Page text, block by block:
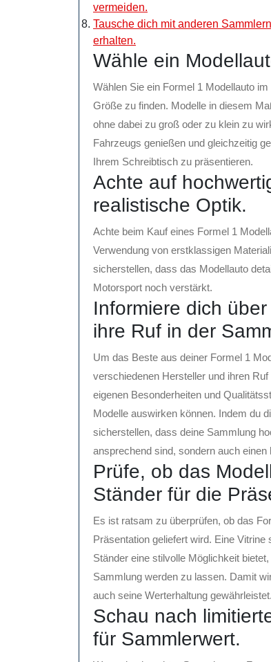
vermeiden.
Tausche dich mit anderen
erhalten.
Wähle ein
Wählen Sie ein Formel 1 Modellauto
Größe zu finden. Modelle in diesem
ohne dabei zu groß oder zu klein zu
Fahrzeugs genießen und gleichzeitig
Ihrem Schreibtisch zu präsentieren.
Achte auf
realistische Optik.
Achte beim Kauf eines Formel 1
Verwendung von erstklassigen
sicherstellen, dass das Modellauto
Motorsport noch verstärkt.
Informiere dich
ihre Ruf in der
Um das Beste aus deiner Formel 1
verschiedenen Hersteller und ihren
eigenen Besonderheiten und
Modelle auswirken können. Indem du
sicherstellen, dass deine Sammlung
ansprechend sind, sondern auch
Prüfe, ob das
Ständer für die
Es ist ratsam zu überprüfen, ob das
Präsentation geliefert wird. Eine
Ständer eine stilvolle Möglichkeit
Sammlung werden zu lassen. Damit
auch seine Werterhaltung gewährleistet.
Schau nach
für Sammlerwert.